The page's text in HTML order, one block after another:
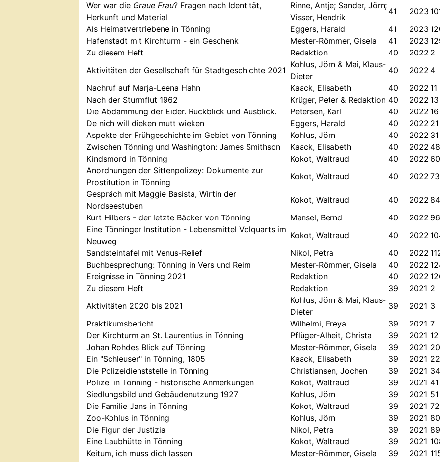
Wer war die Graue Frau? Fragen nach Identität,
Herkunft und Material
Rinne, Antje; Sander, Jörn;
Visser, Hendrik
41 2023
Als Heimatvertriebene in Tönning
Eggers, Harald 41 2023
Hafenstadt mit Kirchturm - ein Geschenk
Mester-Römmer, Gisela 41 2023
Zu diesem Heft
Redaktion 40 2022 2
Aktivitäten der Gesellschaft für Stadtgeschichte 2021
Kohlus, Jörn & Mai, Klaus-
Dieter
40 2022 4
Nachruf auf Marja-Leena Hahn
Kaack, Elisabeth 40 2022 11
Nach der Sturmflut 1962
Krüger, Peter & Redaktion 40 2022 13
Die Abdämmung der Eider. Rückblick und Ausblick.
Petersen, Karl 40 2022 16
De nich will dieken mutt wieken
Eggers, Harald 40 2022 21
Aspekte der Frühgeschichte im Gebiet von Tönning
Kohlus, Jörn 40 2022 31
Zwischen Tönning und Washington: James Smithson
Kaack, Elisabeth 40 2022 48
Kindsmord in Tönning
Kokot, Waltraud 40 2022 60
Anordnungen der Sittenpolizey: Dokumente zur
Prostitution in Tönning
Kokot, Waltraud 40 2022 73
Gespräch mit Maggie Basista, Wirtin der
Nordseestuben
Kokot, Waltraud 40 2022 84
Kurt Hilbers - der letzte Bäcker von Tönning
Mansel, Bernd 40 2022 96
Eine Tönninger Institution - Lebensmittel Volquarts im
Neuweg
Kokot, Waltraud 40 2022
Sandsteintafel mit Venus-Relief
Nikol, Petra 40 2022
Buchbesprechung: Tönning in Vers und Reim
Mester-Römmer, Gisela 40 2022
Ereignisse in Tönning 2021
Redaktion 40 2022
Zu diesem Heft
Redaktion 39 2021 2
Aktivitäten 2020 bis 2021
Kohlus, Jörn & Mai, Klaus-
Dieter
39 2021 3
Praktikumsbericht
Wilhelmi, Freya 39 2021 7
Der Kirchturm an St. Laurentius in Tönning
Pflüger-Alheit, Christa 39 2021 12
Johan Rohdes Blick auf Tönning
Mester-Römmer, Gisela 39 2021 20
Ein "Schleuser" in Tönning, 1805
Kaack, Elisabeth 39 2021 22
Die Polizeidienststelle in Tönning
Christiansen, Jochen 39 2021 34
Polizei in Tönning - historische Anmerkungen
Kokot, Waltraud 39 2021 41
Siedlungsbild und Gebäudenutzung 1927
Kohlus, Jörn 39 2021 51
Die Familie Jans in Tönning
Kokot, Waltraud 39 2021 72
Zoo-Kohlus in Tönning
Kohlus, Jörn 39 2021 80
Die Figur der Justizia
Nikol, Petra 39 2021 89
Eine Laubhütte in Tönning
Kokot, Waltraud 39 2021
Keitum, ich muss dich lassen
Mester-Römmer, Gisela 39 2021